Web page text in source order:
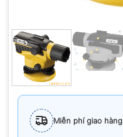
Miễn phí giao hàng